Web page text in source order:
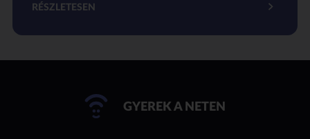
RÉSZLETESEN
GYEREK A NETEN